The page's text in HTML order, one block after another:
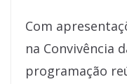
Com
na Convivência
programação